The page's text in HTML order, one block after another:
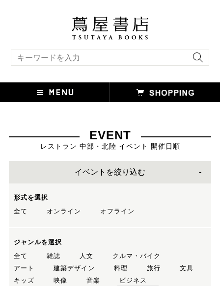
EVENT
レストラン 中部・北陸 イベント 開催日順
イベントを絞り込む
形式を選択
全て
オンライン オフライン
ジャンルを選択
全て
雑誌 人文
クルマ・バイク
アート
建築デザイン 料理 旅行
文具
キッズ
映像 音楽
ビジネス